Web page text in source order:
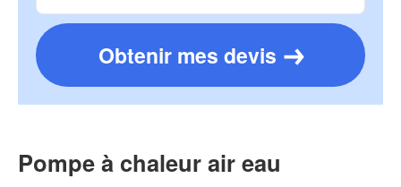
Obtenir mes devis
Pompe à chaleur air eau